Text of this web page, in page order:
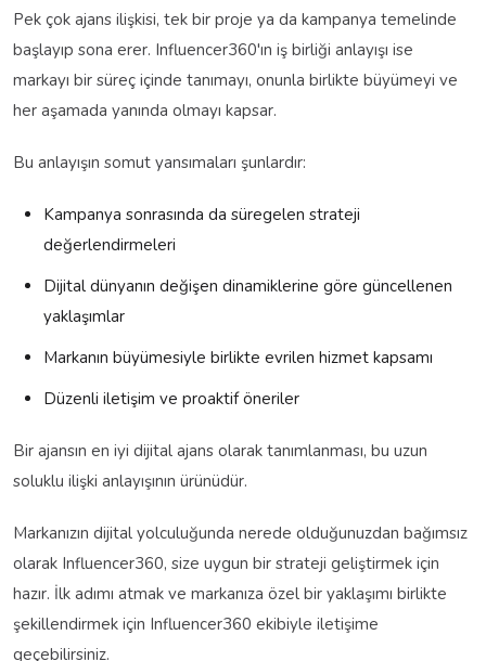
Pek çok ajans ilişkisi, tek bir proje ya da kampanya temelinde
başlayıp sona erer. Influencer360'ın iş birliği anlayışı ise
markayı bir süreç içinde tanımayı, onunla birlikte büyümeyi ve
her aşamada yanında olmayı kapsar.
Bu anlayışın somut yansımaları şunlardır:
Kampanya sonrasında da süregelen strateji
değerlendirmeleri
Dijital dünyanın değişen dinamiklerine göre güncellenen
yaklaşımlar
Markanın büyümesiyle birlikte evrilen hizmet kapsamı
Düzenli iletişim ve proaktif öneriler
Bir ajansın en iyi dijital ajans olarak tanımlanması, bu uzun
soluklu ilişki anlayışının ürünüdür.
Markanızın dijital yolculuğunda nerede olduğunuzdan bağımsız
olarak Influencer360, size uygun bir strateji geliştirmek için
hazır. İlk adımı atmak ve markanıza özel bir yaklaşımı birlikte
şekillendirmek için Influencer360 ekibiyle iletişime
geçebilirsiniz.